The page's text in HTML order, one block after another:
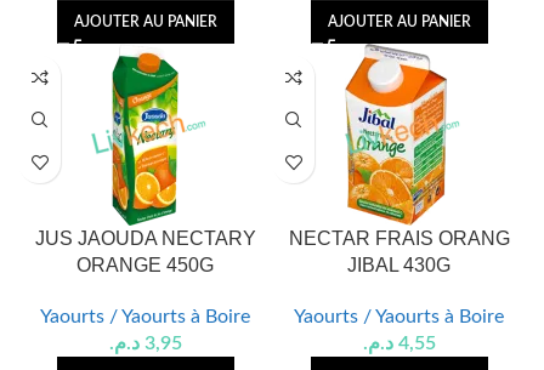
AJOUTER AU PANIER AJOUTER AU PANIER
JUS JAOUDA NECTARY
ORANGE 450G
Yaourts / Yaourts à Boire
3,95 د.م.
NECTAR FRAIS ORANG
JIBAL 430G
Yaourts / Yaourts à Boire
4,55 د.م.